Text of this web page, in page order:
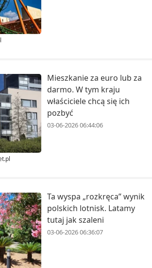
Mieszkanie za euro lub za
darmo. W tym kraju
właściciele chcą się ich
pozbyć
03-06-2026 06:44:06
Ta wyspa „rozkręca” wynik
polskich lotnisk. Latamy
tutaj jak szaleni
03-06-2026 06:36:07